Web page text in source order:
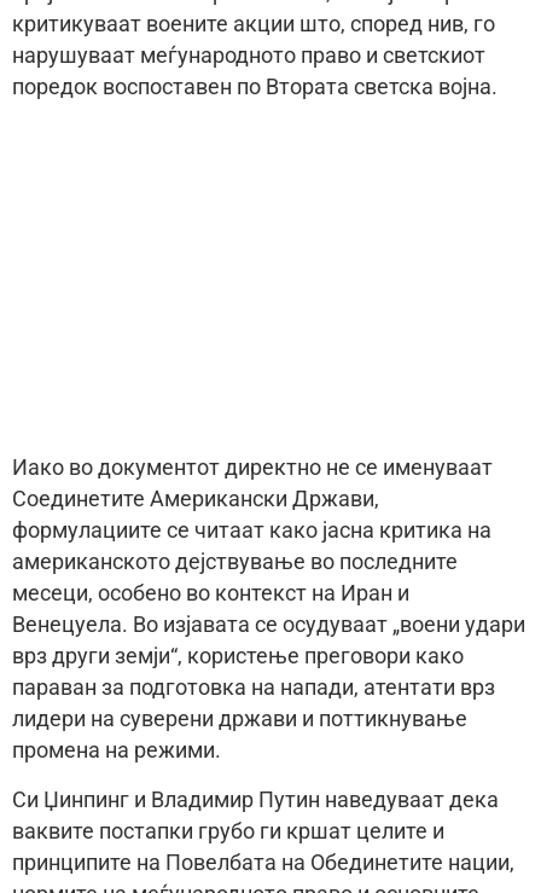
критикуваат воените акции што, според нив, го
нарушуваат меѓународното право и светскиот
поредок воспоставен по Втората светска војна.
Иако во документот директно не се именуваат
Соединетите Американски Држави,
формулациите се читаат како јасна критика на
американското дејствување во последните
месеци, особено во контекст на Иран и
Венецуела. Во изјавата се осудуваат „воени удари
врз други земји“, користење преговори како
параван за подготовка на напади, атентати врз
лидери на суверени држави и поттикнување
промена на режими.
Си Џинпинг и Владимир Путин наведуваат дека
ваквите постапки грубо ги кршат целите и
принципите на Повелбата на Обединетите нации,